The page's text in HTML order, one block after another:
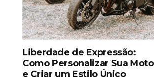
Liberdade de Expressão:
Como Personalizar Sua Moto
e Criar um Estilo Único